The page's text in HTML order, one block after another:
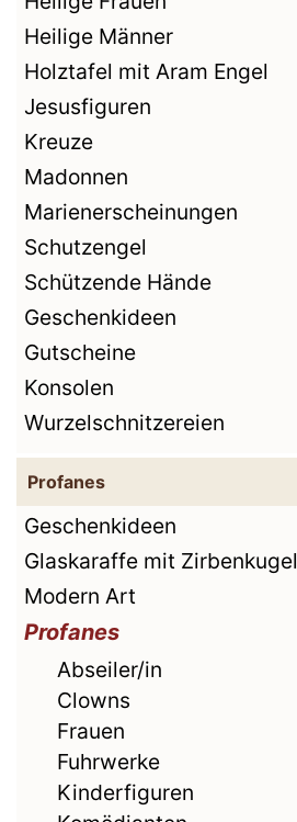
Heilige Männer
Holztafel mit Aram Engel
Jesusfiguren
Kreuze
Madonnen
Marienerscheinungen
Schutzengel
Schützende Hände
Geschenkideen
Gutscheine
Konsolen
Wurzelschnitzereien
Profanes
Geschenkideen
Glaskaraffe mit Zirbenkugel
Modern Art
Profanes
Abseiler/in
Clowns
Frauen
Fuhrwerke
Kinderfiguren